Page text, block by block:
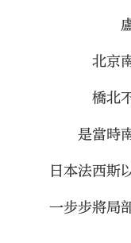
北京
橋北
是當時
日本法西斯
一步步將局